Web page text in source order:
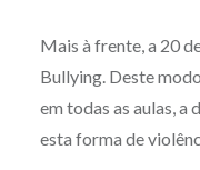
Mais à frente, a 20
Bullying. Deste
em todas as aulas, a
esta forma de